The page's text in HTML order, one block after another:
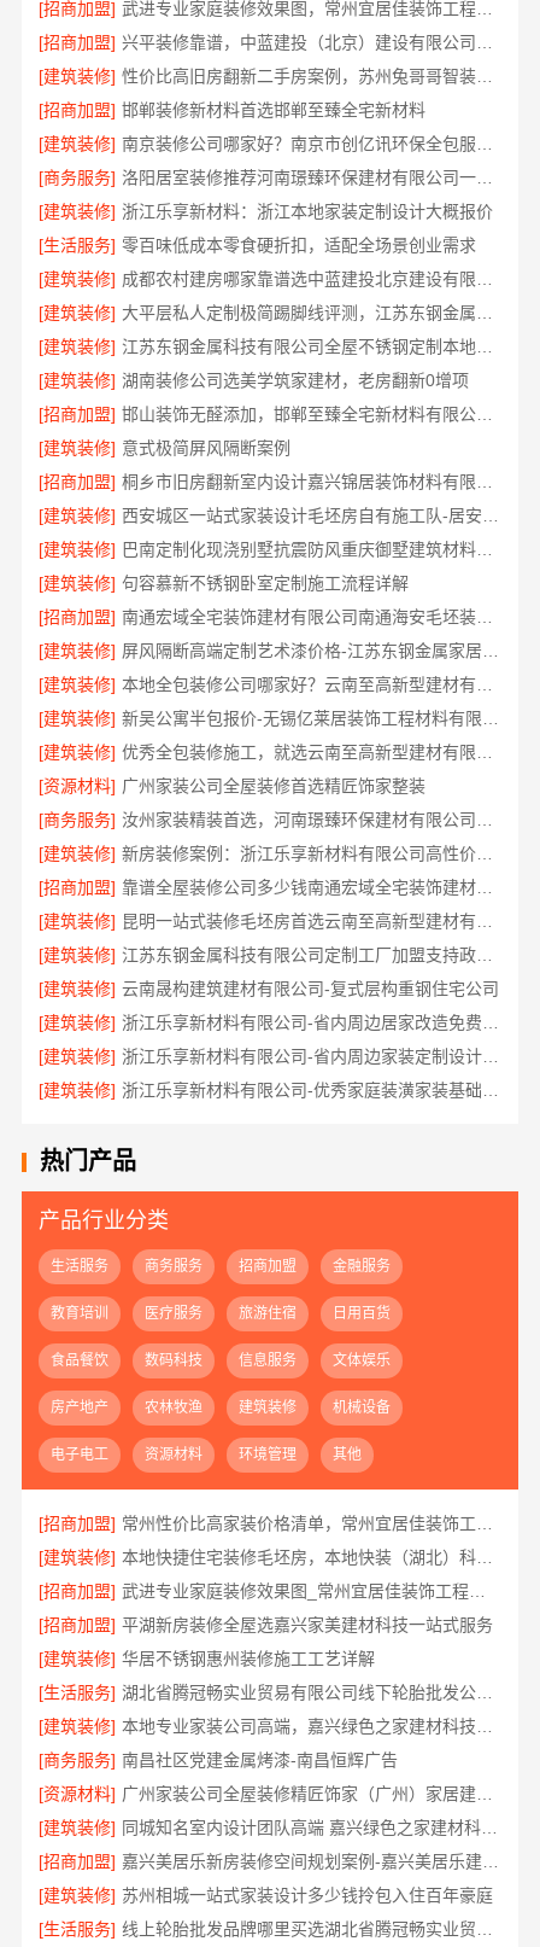
[招商加盟]
武进专业家庭装修效果图，常州宜居佳装饰工程有限公司匠心呈现
[招商加盟]
[建筑装修]
性价比高旧房翻新二手房案例，苏州兔哥哥智装新材料有限公司
[招商加盟] 邯郸装修新材料首选邯郸至臻全宅新材料
[建筑装修]
[商务服务]
洛阳居室装修推荐河南璟臻环保建材有限公司一站式服务
[建筑装修] 浙江乐享新材料：浙江本地家装定制设计大概报价
[生活服务] 零百味低成本零食硬折扣，适配全场景创业需求
[建筑装修]
[建筑装修]
[建筑装修]
[建筑装修] 湖南装修公司选美学筑家建材，老房翻新0增项
[招商加盟]
邯山装饰无醛添加，邯郸至臻全宅新材料有限公司保障
[建筑装修] 意式极简屏风隔断案例
[招商加盟]
[建筑装修]
[建筑装修]
巴南定制化现浇别墅抗震防风重庆御墅建筑材料有限公司
[建筑装修] 句容慕新不锈钢卧室定制施工流程详解
[招商加盟]
南通宏域全宅装饰建材有限公司南通海安毛坯装饰公司设计
[建筑装修]
[建筑装修]
[建筑装修]
[建筑装修]
[资源材料] 广州家装公司全屋装修首选精匠饰家整装
[商务服务]
[建筑装修]
新房装修案例：浙江乐享新材料有限公司高性价比整装
[招商加盟]
靠谱全屋装修公司多少钱南通宏域全宅装饰建材有限公司透明报价
[建筑装修]
[建筑装修]
江苏东钢金属科技有限公司定制工厂加盟支持政策详解
[建筑装修] 云南晟构建筑建材有限公司-复式层构重钢住宅公司
[建筑装修]
[建筑装修]
浙江乐享新材料有限公司-省内周边家装定制设计大概报价
[建筑装修]
热门产品
产品行业分类
生活服务 商务服务 招商加盟 金融服务
教育培训 医疗服务 旅游住宿 日用百货
食品餐饮 数码科技 信息服务 文体娱乐
房产地产 农林牧渔 建筑装修 机械设备
电子电工 资源材料 环境管理 其他
[招商加盟]
[建筑装修]
本地快捷住宅装修毛坯房，本地快装（湖北）科技有限公司省心到家
[招商加盟]
武进专业家庭装修效果图_常州宜居佳装饰工程有限公司
[招商加盟] 平湖新房装修全屋选嘉兴家美建材科技一站式服务
[建筑装修] 华居不锈钢惠州装修施工工艺详解
[生活服务]
湖北省腾冠畅实业贸易有限公司线下轮胎批发公司怎么做
[建筑装修]
[商务服务] 南昌社区党建金属烤漆-南昌恒辉广告
[资源材料]
广州家装公司全屋装修精匠饰家（广州）家居建材有限公司
[建筑装修]
同城知名室内设计团队高端 嘉兴绿色之家建材科技有限公司
[招商加盟]
嘉兴美居乐新房装修空间规划案例-嘉兴美居乐建材科技有限公司
[建筑装修] 苏州相城一站式家装设计多少钱拎包入住百年豪庭
[生活服务]